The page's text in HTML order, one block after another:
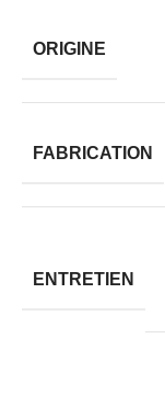
ORIGINE
FABRICATION
ENTRETIEN